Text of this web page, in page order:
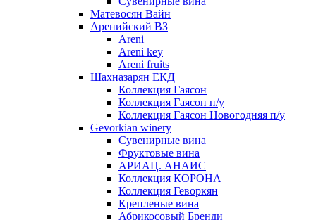
Матевосян Вайн
Аренийский ВЗ
Areni
Areni key
Areni fruits
Шахназарян ЕКД
Коллекция Гаясон
Коллекция Гаясон п/у
Коллекция Гаясон Новогодняя п/у
Gevorkian winery
Сувенирные вина
Фруктовые вина
АРИАЦ. АНАИС
Коллекция КОРОНА
Коллекция Геворкян
Крепленые вина
Абрикосовый Бренди